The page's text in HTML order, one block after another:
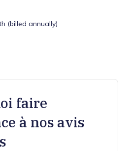
(billed annually)
faire
à nos avis